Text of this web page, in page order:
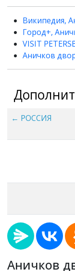
Википедия,
Город+,
VISIT
Аничков
← РОССИЯ
​​Аничков